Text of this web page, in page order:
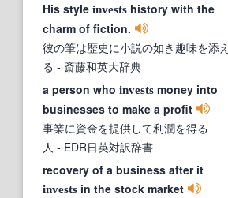
His style invests history with the
charm of fiction.
彼の筆は歴史に小説の如き趣味を添え
る - 斎藤和英大辞典
a person who invests money into
businesses to make a profit
事業に資金を提供して利潤を得る
人 - EDR日英対訳辞書
recovery of a business after it
invests in the stock market